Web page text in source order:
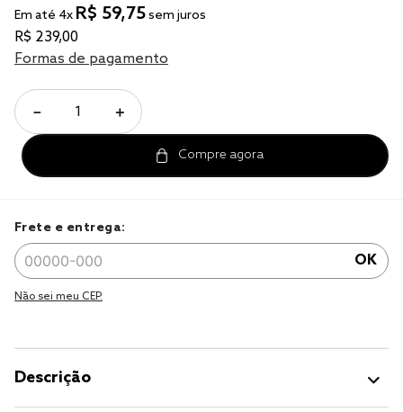
Em até 4x R$ 59,75sem juros
R$ 239,00
Formas de pagamento
＋
－
Frete e entrega:
OK
Não sei meu CEP.
Descrição